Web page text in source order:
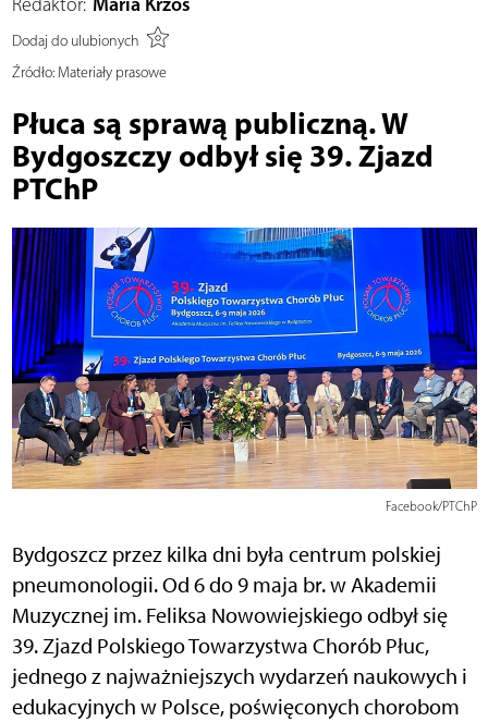
Dodaj do ulubionych
Źródło:Materiały prasowe
Płuca są sprawą publiczną. W
Bydgoszczy odbył się 39. Zjazd
PTChP
Facebook/PTChP
Bydgoszcz przez kilka dni była centrum polskiej
pneumonologii. Od 6 do 9 maja br. w Akademii
Muzycznej im. Feliksa Nowowiejskiego odbył się
39. Zjazd Polskiego Towarzystwa Chorób Płuc,
jednego z najważniejszych wydarzeń naukowych i
edukacyjnych w Polsce, poświęconych chorobom